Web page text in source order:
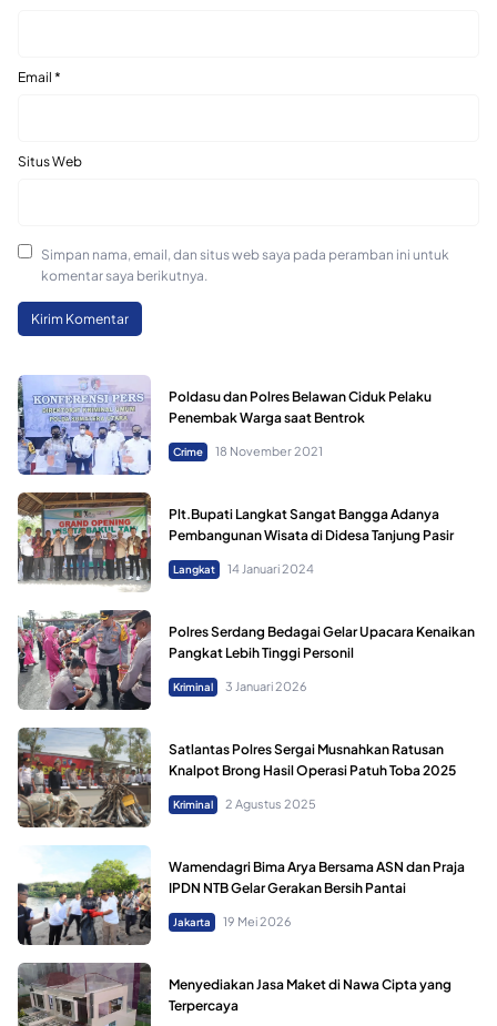
Email *
Situs Web
Simpan nama, email, dan situs web saya pada peramban ini untuk
komentar saya berikutnya.
Poldasu dan Polres Belawan Ciduk Pelaku
Penembak Warga saat Bentrok
Crime 18 November 2021
Plt.Bupati Langkat Sangat Bangga Adanya
Pembangunan Wisata di Didesa Tanjung Pasir
Langkat 14 Januari 2024
Polres Serdang Bedagai Gelar Upacara Kenaikan
Pangkat Lebih Tinggi Personil
Kriminal 3 Januari 2026
Satlantas Polres Sergai Musnahkan Ratusan
Knalpot Brong Hasil Operasi Patuh Toba 2025
Kriminal 2 Agustus 2025
Wamendagri Bima Arya Bersama ASN dan Praja
IPDN NTB Gelar Gerakan Bersih Pantai
Jakarta 19 Mei 2026
Menyediakan Jasa Maket di Nawa Cipta yang
Terpercaya